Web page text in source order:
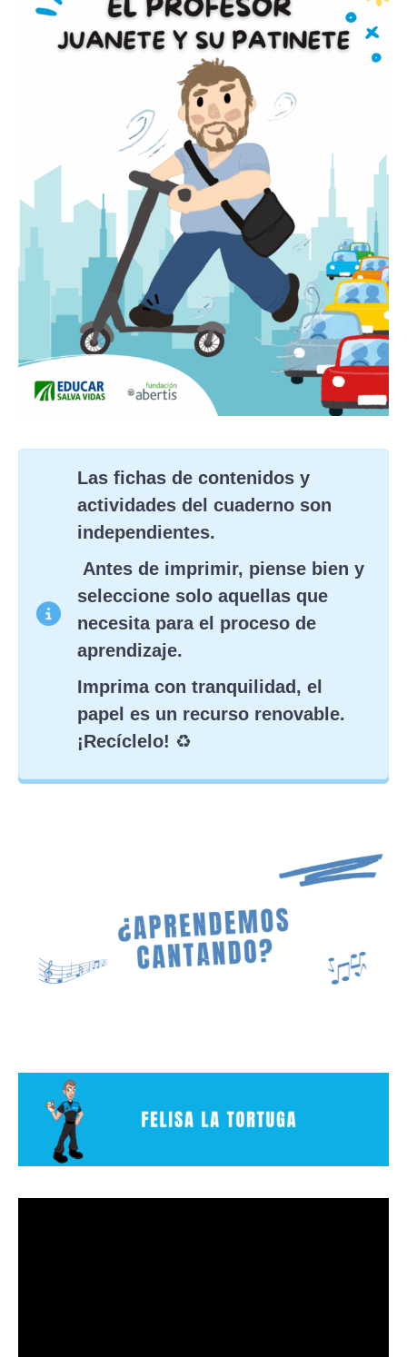
Las fichas de contenidos y
actividades del cuaderno son
independientes.
Antes de imprimir, piense bien y
seleccione solo aquellas que
necesita para el proceso de
aprendizaje.
Imprima con tranquilidad, el
papel es un recurso renovable.
¡Recíclelo! ♻️